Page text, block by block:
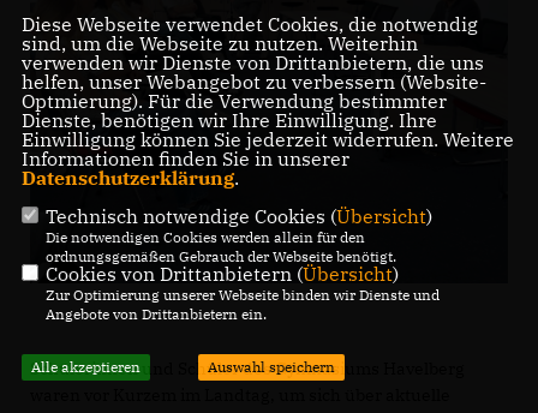
Schülerinnen und Schüler des Gymnasiums Havelberg
Diese Webseite verwendet Cookies, die notwendig
sind, um die Webseite zu nutzen. Weiterhin
verwenden wir Dienste von Drittanbietern, die uns
helfen, unser Webangebot zu verbessern (Website-
Optmierung). Für die Verwendung bestimmter
Dienste, benötigen wir Ihre Einwilligung. Ihre
Einwilligung können Sie jederzeit widerrufen. Weitere
Informationen finden Sie in unserer
Datenschutzerklärung.
Technisch notwendige Cookies (Übersicht)
Die notwendigen Cookies werden allein für den
ordnungsgemäßen Gebrauch der Webseite benötigt.
Cookies von Drittanbietern (Übersicht)
Zur Optimierung unserer Webseite binden wir Dienste und
Angebote von Drittanbietern ein.
Alle akzeptieren Auswahl speichern